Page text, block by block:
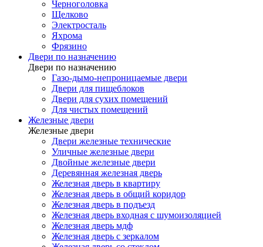
Черноголовка
Щелково
Электросталь
Яхрома
Фрязино
Двери по назначению
Двери по назначению
Газо-дымо-непроницаемые двери
Двери для пищеблоков
Двери для сухих помещений
Для чистых помещений
Железные двери
Железные двери
Двери железные технические
Уличные железные двери
Двойные железные двери
Деревянная железная дверь
Железная дверь в квартиру
Железная дверь в общий коридор
Железная дверь в подъезд
Железная дверь входная с шумоизоляцией
Железная дверь мдф
Железная дверь с зеркалом